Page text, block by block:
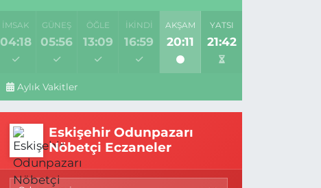
İMSAK
04:18
GÜNEŞ
05:56
ÖĞLE
13:09
İKINDI
16:59
AKŞAM
20:11
YATSI
21:42
Aylık Vakitler
Eskişehir Odunpazarı
Nöbetçi Eczaneler